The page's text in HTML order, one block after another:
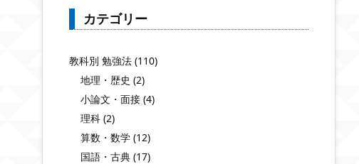
カテゴリー
教科別 勉強法 (110)
地理・歴史 (2)
小論文・面接 (4)
理科 (2)
算数・数学 (12)
国語・古典 (17)